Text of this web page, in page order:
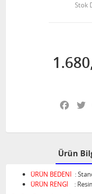
Stok
Ürün
ÜRÜN BEDENİ :
ÜRÜN RENGİ
: